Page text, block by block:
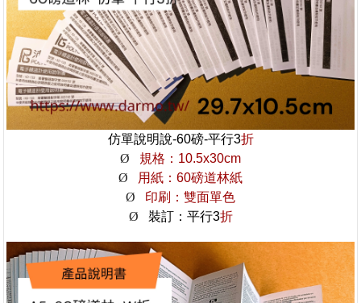
仿單說明說-60磅-平行3折
Ø 規格：10.5x30cm
Ø 用紙：60磅道林紙
Ø 印刷：雙面單色
Ø 裝訂：平行3折